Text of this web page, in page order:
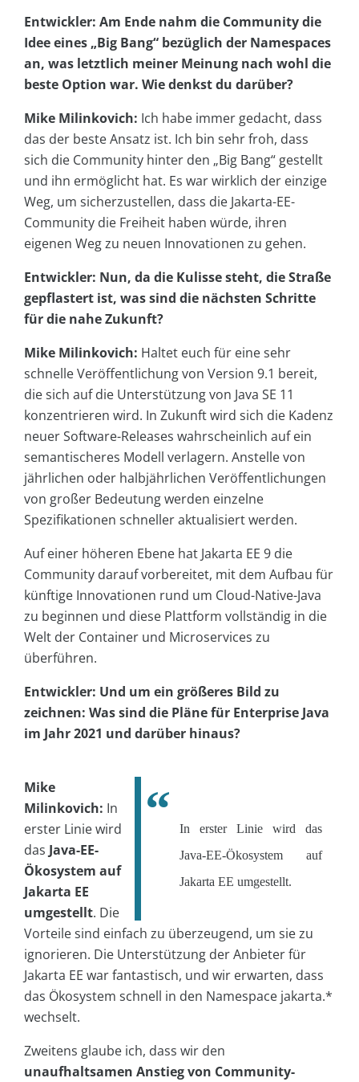
Entwickler: Am Ende nahm die Community die
Idee eines „Big Bang“ bezüglich der Namespaces
an, was letztlich meiner Meinung nach wohl die
beste Option war. Wie denkst du darüber?
Mike Milinkovich: Ich habe immer gedacht, dass
das der beste Ansatz ist. Ich bin sehr froh, dass
sich die Community hinter den „Big Bang“ gestellt
und ihn ermöglicht hat. Es war wirklich der einzige
Weg, um sicherzustellen, dass die Jakarta-EE-
Community die Freiheit haben würde, ihren
eigenen Weg zu neuen Innovationen zu gehen.
Entwickler: Nun, da die Kulisse steht, die Straße
gepflastert ist, was sind die nächsten Schritte
für die nahe Zukunft?
Mike Milinkovich: Haltet euch für eine sehr
schnelle Veröffentlichung von Version 9.1 bereit,
die sich auf die Unterstützung von Java SE 11
konzentrieren wird. In Zukunft wird sich die Kadenz
neuer Software-Releases wahrscheinlich auf ein
semantischeres Modell verlagern. Anstelle von
jährlichen oder halbjährlichen Veröffentlichungen
von großer Bedeutung werden einzelne
Spezifikationen schneller aktualisiert werden.
Auf einer höheren Ebene hat Jakarta EE 9 die
Community darauf vorbereitet, mit dem Aufbau für
künftige Innovationen rund um Cloud-Native-Java
zu beginnen und diese Plattform vollständig in die
Welt der Container und Microservices zu
überführen.
Entwickler: Und um ein größeres Bild zu
zeichnen: Was sind die Pläne für Enterprise Java
im Jahr 2021 und darüber hinaus?
In erster Linie wird das
Java-EE-Ökosystem auf
Jakarta EE umgestellt.
Mike
Milinkovich: In
erster Linie wird
das Java-EE-
Ökosystem auf
Jakarta EE
umgestellt. Die
Vorteile sind einfach zu überzeugend, um sie zu
ignorieren. Die Unterstützung der Anbieter für
Jakarta EE war fantastisch, und wir erwarten, dass
das Ökosystem schnell in den Namespace jakarta.*
wechselt.
Zweitens glaube ich, dass wir den
unaufhaltsamen Anstieg von Community-